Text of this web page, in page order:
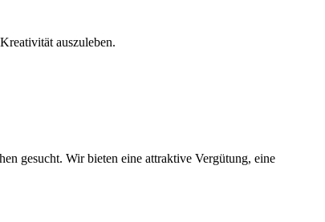
auszuleben.
gesucht. Wir bieten eine attraktive Vergütung, eine